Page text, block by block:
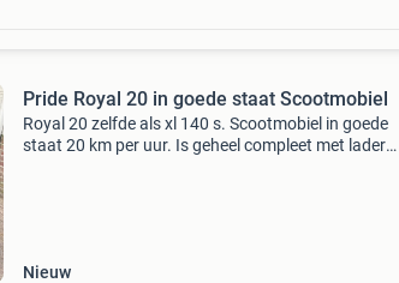
Pride Royal 20 in goede staat Scootmobiel
Royal 20 zelfde als xl 140 s. Scootmobiel in goede
staat 20 km per uur. Is geheel compleet met lader
Nieuw